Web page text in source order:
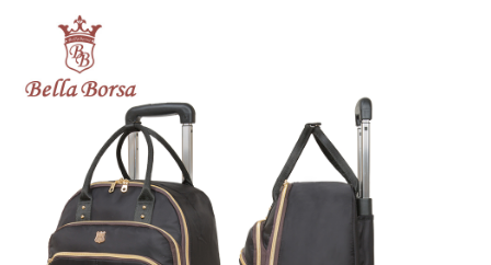
３．未成年的使用者請事先徵得法定代理人或監護人之同意方可使用
「AFTEE先享後付」，若未經同意申辦者引起之損失，本公司不負相關責
４．使用「AFTEE先享後付」時，將依據個別帳號之用戶狀況，依本公司即
時審查核予不同之上限額度；若仍有額度不足之情形，本公司將視審查結果
請求用戶進行身份認證。
５．嚴禁一人註冊多個帳號或使用他人資訊註冊。若發現惡意使用之情形，
恩沛科技股份有限公司將有權停止該用戶之使用額度並採取法律行動。